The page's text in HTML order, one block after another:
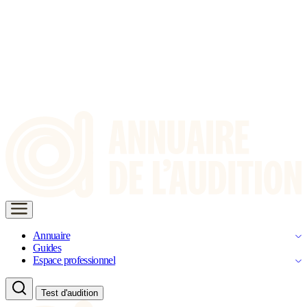
Annuaire
Guides
Espace professionnel
Test d'audition